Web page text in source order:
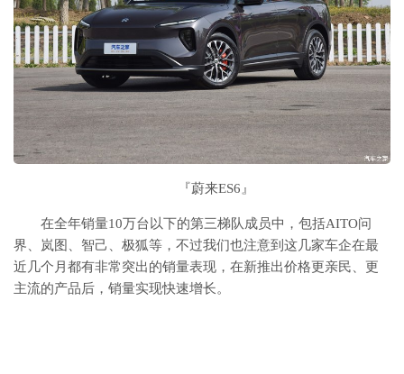
『蔚来ES6』
在全年销量10万台以下的第三梯队成员中，包括AITO问
界、岚图、智己、极狐等，不过我们也注意到这几家车企在最
近几个月都有非常突出的销量表现，在新推出价格更亲民、更
主流的产品后，销量实现快速增长。